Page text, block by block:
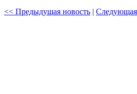
<< Предыдущая новость | Следующая